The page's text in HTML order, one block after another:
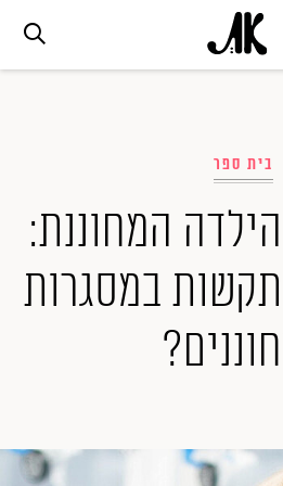
אופנה
ביוטי
סלבס
המגזין
בית ספר
המחוננת:
במסגרות